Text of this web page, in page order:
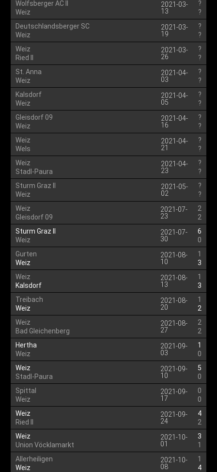
Wolfsberger AC II
Weiz
2021-03-
13
?
?
Deutschlandsberger SC
Weiz
2021-03-
19
?
?
Weiz
Ried II
2021-03-
26
?
?
St. Anna
Weiz
2021-04-
03
?
?
Kalsdorf
Weiz
2021-04-
05
?
?
Gleisdorf 09
Weiz
2021-04-
16
?
?
Weiz
Wels
2021-04-
21
?
?
Weiz
Stadl-Paura
2021-04-
23
?
?
Sturm Graz II
Weiz
2021-05-
02
?
?
Weiz
Gleisdorf 09
2021-07-
23
2
2
Sturm Graz II
Weiz
2021-07-
30
6
0
Gurten
Weiz
2021-08-
10
1
3
Weiz
Kalsdorf
2021-08-
13
1
3
Treibach
Weiz
2021-08-
20
1
2
Weiz
Bad Gleichenberg
2021-08-
27
2
2
Hertha
Weiz
2021-09-
03
1
0
Weiz
Stadl-Paura
2021-09-
10
5
0
Spittal
Weiz
2021-09-
17
0
0
Weiz
Ried II
2021-09-
24
4
2
Weiz
Union Vöcklamarkt
2021-10-
01
3
1
Allerheiligen
Weiz
2021-10-
08
1
4